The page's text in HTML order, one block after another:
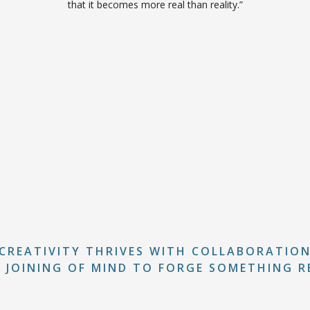
that it becomes more real than reality.”
THRIVES WITH COLLABORATION
JOINING OF MIND TO FORGE SOMETHING